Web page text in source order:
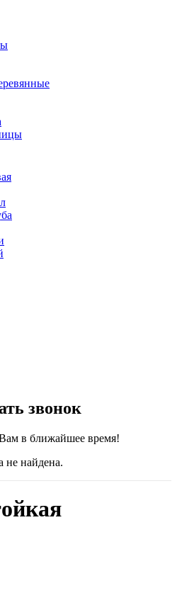
звонок
в ближайшее время!
не найдена.